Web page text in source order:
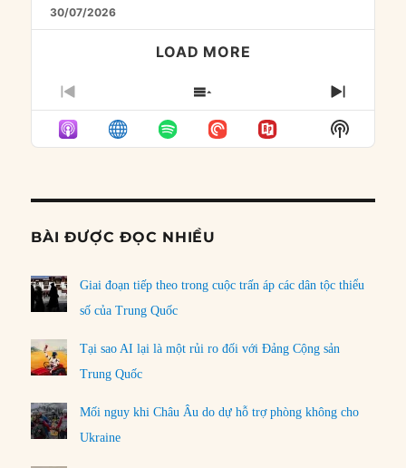
30/07/2026
LOAD MORE
PREVIOUS
EPISODE
SHOW
EPISODES
LIST
NEXT
Show
Podcast
BÀI ĐƯỢC ĐỌC NHIỀU
Giai đoạn tiếp theo trong cuộc trấn áp các dân tộc thiểu
số của Trung Quốc
Tại sao AI lại là một rủi ro đối với Đảng Cộng sản
Trung Quốc
Mối nguy khi Châu Âu do dự hỗ trợ phòng không cho
Ukraine